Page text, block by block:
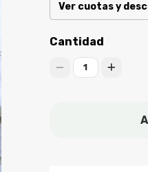
Ver cuotas y
Cantidad
1